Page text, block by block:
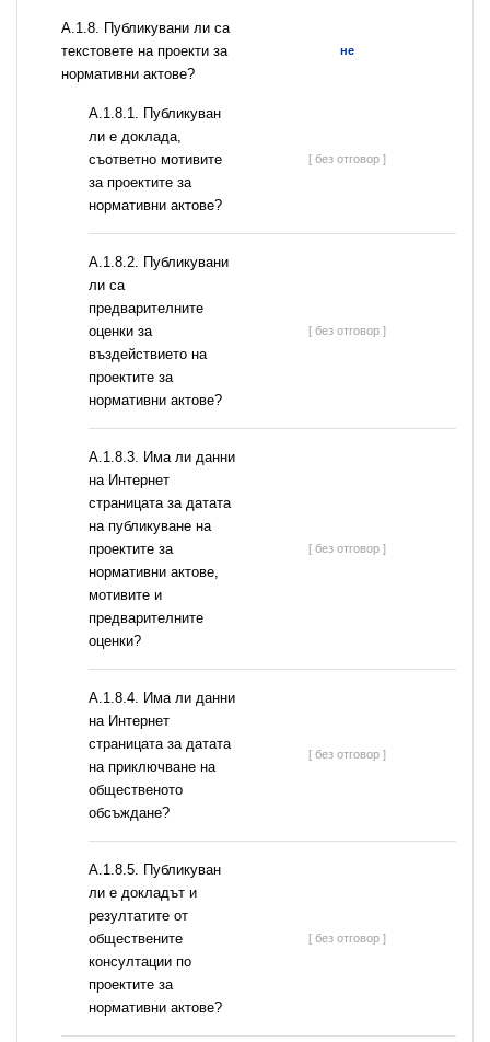
А.1.8. Публикувани ли са
текстовете на проекти за
нормативни актове?
не
А.1.8.1. Публикуван
ли е доклада,
съответно мотивите
за проектите за
нормативни актове?
[ без отговор ]
А.1.8.2. Публикувани
ли са
предварителните
оценки за
въздействието на
проектите за
нормативни актове?
[ без отговор ]
A.1.8.3. Има ли данни
на Интернет
страницата за датата
на публикуване на
проектите за
нормативни актове,
мотивите и
предварителните
оценки?
[ без отговор ]
A.1.8.4. Има ли данни
на Интернет
страницата за датата
на приключване на
общественото
обсъждане?
[ без отговор ]
А.1.8.5. Публикуван
ли е докладът и
резултатите от
обществените
консултации по
проектите за
нормативни актове?
[ без отговор ]